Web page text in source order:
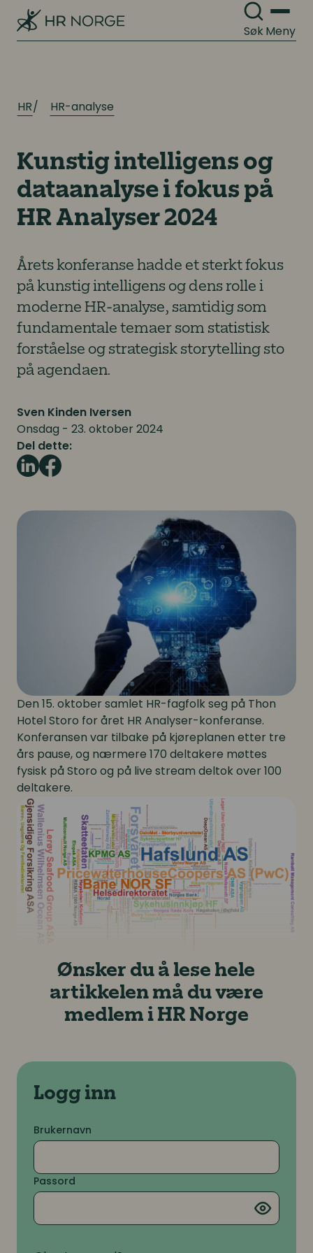
SøkMeny
HR HR-analyse
Kunstig intelligens og
dataanalyse i fokus på
HR Analyser 2024
Årets konferanse hadde et sterkt fokus
på kunstig intelligens og dens rolle i
moderne HR-analyse, samtidig som
fundamentale temaer som statistisk
forståelse og strategisk storytelling sto
på agendaen.
Sven Kinden Iversen
Onsdag - 23. oktober 2024
Del dette:
Den 15. oktober samlet HR-fagfolk seg på Thon
Hotel Storo for året HR Analyser-konferanse.
Konferansen var tilbake på kjøreplanen etter tre
års pause, og nærmere 170 deltakere møttes
fysisk på Storo og på live stream deltok over 100
deltakere.
Ønsker du å lese hele
artikkelen må du være
medlem i HR Norge
Logg inn
Brukernavn
Passord